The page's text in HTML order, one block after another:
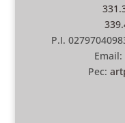
P.I.
Email:
Pec: